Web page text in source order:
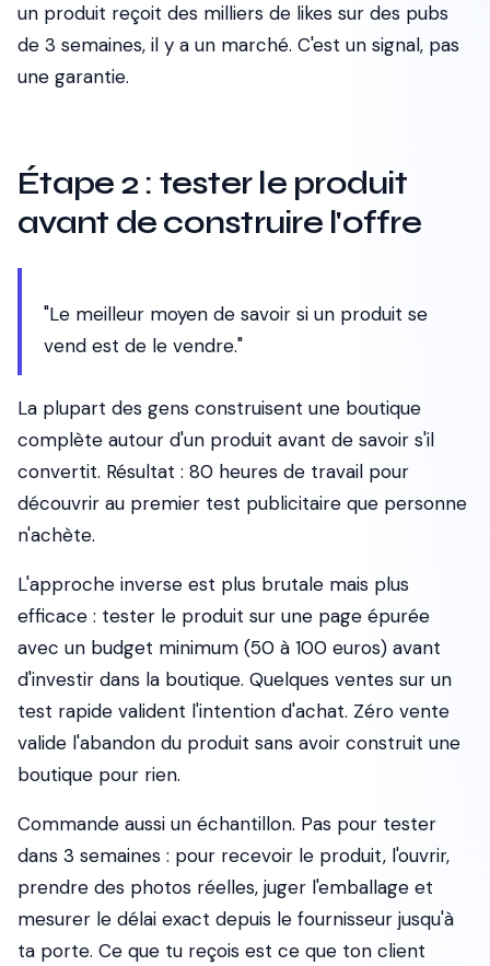
un produit reçoit des milliers de likes sur des pubs
de 3 semaines, il y a un marché. C'est un signal, pas
une garantie.
Étape 2 : tester le produit
avant de construire l'offre
"Le meilleur moyen de savoir si un produit se
vend est de le vendre."
La plupart des gens construisent une boutique
complète autour d'un produit avant de savoir s'il
convertit. Résultat : 80 heures de travail pour
découvrir au premier test publicitaire que personne
n'achète.
L'approche inverse est plus brutale mais plus
efficace : tester le produit sur une page épurée
avec un budget minimum (50 à 100 euros) avant
d'investir dans la boutique. Quelques ventes sur un
test rapide valident l'intention d'achat. Zéro vente
valide l'abandon du produit sans avoir construit une
boutique pour rien.
Commande aussi un échantillon. Pas pour tester
dans 3 semaines : pour recevoir le produit, l'ouvrir,
prendre des photos réelles, juger l'emballage et
mesurer le délai exact depuis le fournisseur jusqu'à
ta porte. Ce que tu reçois est ce que ton client